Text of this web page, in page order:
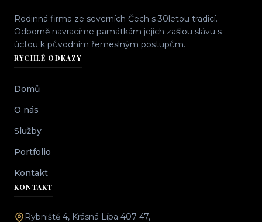
Rodinná firma ze severních Čech s 30letou tradicí.
Odborně navracíme památkám jejich zašlou slávu s
úctou k původním řemeslným postupům.
RYCHLÉ ODKAZY
Domů
O nás
Služby
Portfolio
Kontakt
KONTAKT
Rybniště 4, Krásná Lípa 407 47,